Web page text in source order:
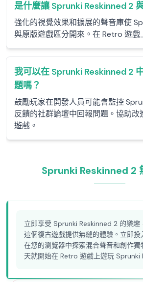
是什麼讓 Sprunki Reskinned 2
強化的視覺效果和擴展的聲音庫使
與原版遊戲區分開來。在 Retro 遊戲
我可以在 Sprunki Reskinned 2
題嗎？
鼓勵玩家在開發人員可能會監控
反饋的社群論壇中回報問題。協助改
遊戲。
Sprunki Reskinned 2
立即享受 Sprunki Reskinned 2 的樂趣
這個復古遊戲提供無縫的體驗。立即
在您的瀏覽器中探索混合聲音和創作
天就開始在 Retro 遊戲上遊玩 Sprunki